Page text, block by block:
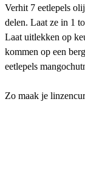
Verhit 7 eetlepels
delen. Laat ze in 1
Laat uitlekken op
kommen op een
eetlepels
Zo maak je